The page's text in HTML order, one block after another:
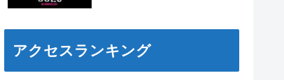
アクセスランキング